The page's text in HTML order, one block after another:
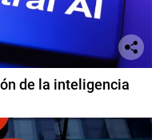
de la inteligencia